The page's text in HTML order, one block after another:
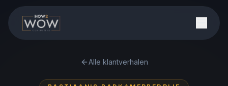
Alle klantverhalen